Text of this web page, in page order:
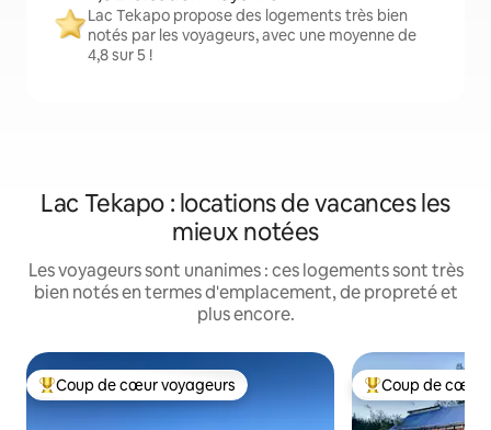
Lac Tekapo propose des logements très bien
notés par les voyageurs, avec une moyenne de
4,8 sur 5 !
Lac Tekapo : locations de vacances les
mieux notées
Les voyageurs sont unanimes : ces logements sont très
bien notés en termes d'emplacement, de propreté et
plus encore.
Coups de cœur voyageurs les plus appréciés
Coup de cœur voyageurs Coups de cœur
Coup de cœur